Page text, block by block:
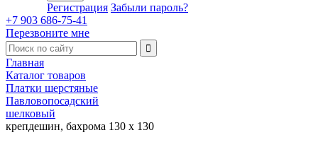
Регистрация Забыли пароль?
+7 903 686-75-41
Перезвоните мне
Главная
Каталог товаров
Платки шерстяные
Павловопосадский
шелковый
крепдешин, бахрома 130 x 130